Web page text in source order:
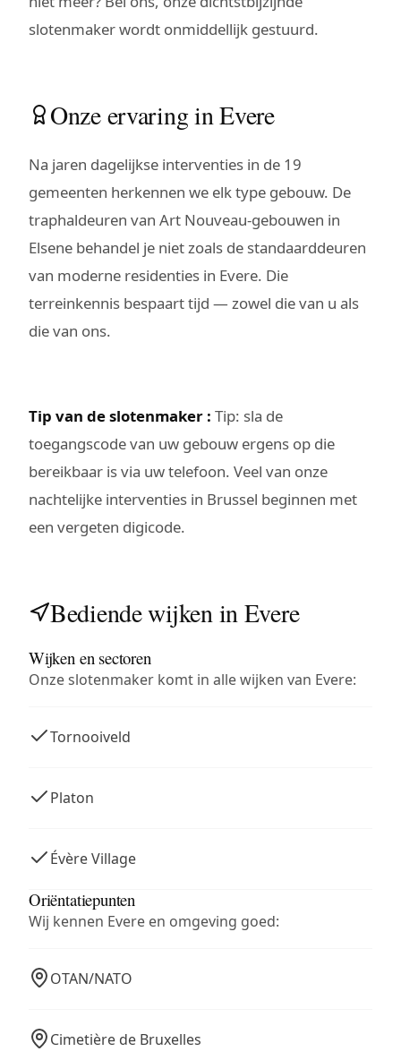
slotenmaker wordt onmiddellijk gestuurd.
Onze ervaring in Evere
Na jaren dagelijkse interventies in de 19
gemeenten herkennen we elk type gebouw. De
traphaldeuren van Art Nouveau-gebouwen in
Elsene behandel je niet zoals de standaarddeuren
van moderne residenties in Evere. Die
terreinkennis bespaart tijd — zowel die van u als
die van ons.
Tip van de slotenmaker : Tip: sla de
toegangscode van uw gebouw ergens op die
bereikbaar is via uw telefoon. Veel van onze
nachtelijke interventies in Brussel beginnen met
een vergeten digicode.
Bediende wijken in Evere
Wijken en sectoren
Onze slotenmaker komt in alle wijken van Evere:
Tornooiveld
Platon
Évère Village
Oriëntatiepunten
Wij kennen Evere en omgeving goed:
OTAN/NATO
Cimetière de Bruxelles